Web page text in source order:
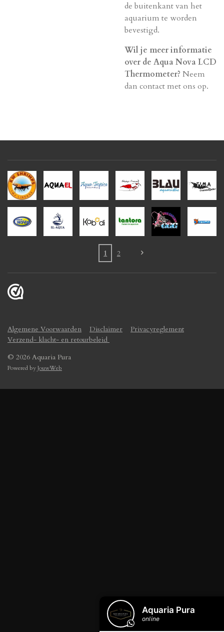
de buitenkant van het
aquarium te worden
bevestigd.
Wil je meer informatie
over de Aqua Nova LCD
Thermometer? Neem
dan contact met ons op.
1 2
Algemene Voorwaarden Disclaimer
Privacyreglement
Verzend- klacht- en retourbeleid
© 2026 Aquaria Pura
Powered byJouwWeb